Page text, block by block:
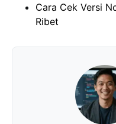
Cara Cek Versi
Ribet